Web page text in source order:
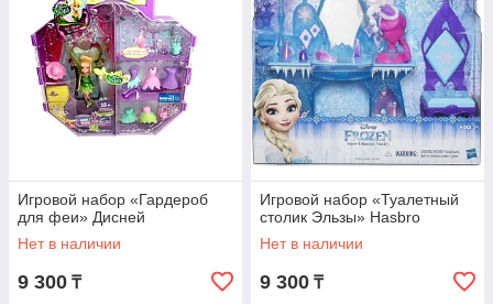
Игровой набор «Гардероб
для феи» Дисней
Нет в наличии
9 300 ₸
Игровой набор «Туалетный
столик Эльзы» Hasbro
Нет в наличии
9 300 ₸